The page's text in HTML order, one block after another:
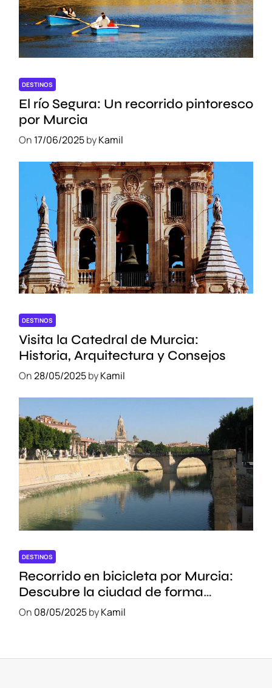
DESTINOS
El río Segura: Un recorrido pintoresco
por Murcia
On 17/06/2025byKamil
DESTINOS
Visita la Catedral de Murcia:
Historia, Arquitectura y Consejos
On28/05/2025byKamil
DESTINOS
Recorrido en bicicleta por Murcia:
Descubre la ciudad de forma
sostenible
On 08/05/2025byKamil